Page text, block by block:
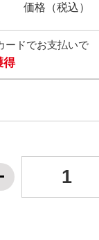
価格（税込）
ードでお支払いで
得